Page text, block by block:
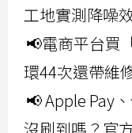
工地實測降噪
📢電商平台買
環44次還帶維
📢 Apple Pay